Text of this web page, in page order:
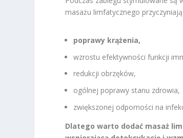
masażu limfatycznego
poprawy krążenia,
wzrostu efektywności funkcji
redukcji obrzęków,
ogólnej poprawy stanu zdrowia,
zwiększonej odporności na
Dlatego warto dodać masaż